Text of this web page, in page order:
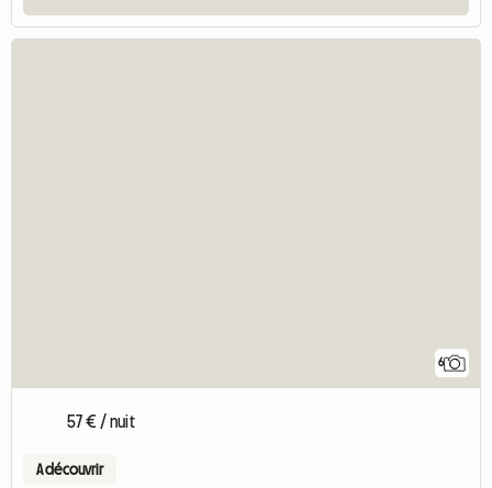
6
57 € / nuit
A découvrir